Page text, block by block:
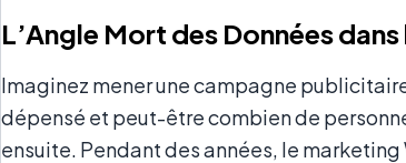
L’Angle Mort des Données
Imaginez mener une campagne
dépensé et peut-être combien de
ensuite. Pendant des années, le